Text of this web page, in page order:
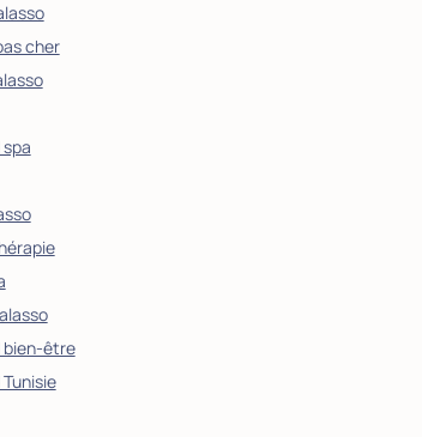
cher
bien-être